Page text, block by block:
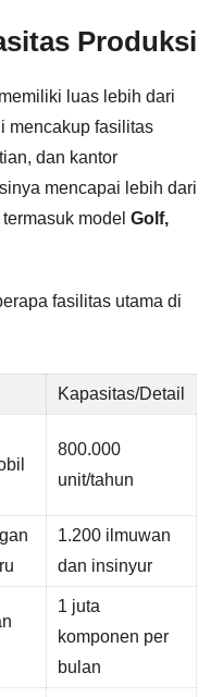
Produksi
luas lebih dari
mencakup fasilitas
dan kantor
mencapai lebih dari
termasuk model Golf,
fasilitas utama di
Kapasitas/Detail
800.000
unit/tahun
1.200 ilmuwan
dan insinyur
1 juta
komponen per
bulan